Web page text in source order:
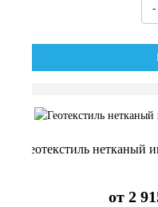
Геотекстиль
от 2